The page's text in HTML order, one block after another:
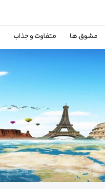
مشوق ها متفاوت و جذاب